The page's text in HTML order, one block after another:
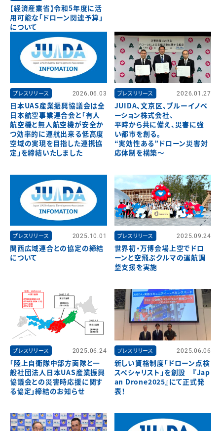
【経済産業省】令和5年度に活
用可能な「ドローン関連予算」
について
プレスリリース 2026.06.03
日本UAS産業振興協議会は全
日本航空事業連合会と「有人
航空機と無人航空機が安全か
つ効率的に運航出来る低高度
空域の実現を目指した連携協
定」を締結いたしました
プレスリリース 2026.01.27
JUIDA、文京区、ブルーイノベ
ーション株式会社、
平時から共に備え、災害に強
い都市を創る。
“実効性ある”ドローン災害対
応体制を構築～
プレスリリース 2025.10.01
関西広域連合との協定の締結
について
プレスリリース 2025.09.24
世界初・万博会場上空でドロ
ーンと空飛ぶクルマの運航調
整支援を実施
プレスリリース 2025.06.24
「陸上自衛隊中部方面隊と一
般社団法人日本UAS産業振興
協議会との災害時応援に関す
る協定」締結のお知らせ
プレスリリース 2025.06.06
新しい資格制度「ドローン点検
スペシャリスト」を創設 『Jap
an Drone2025』にて正式発
表！